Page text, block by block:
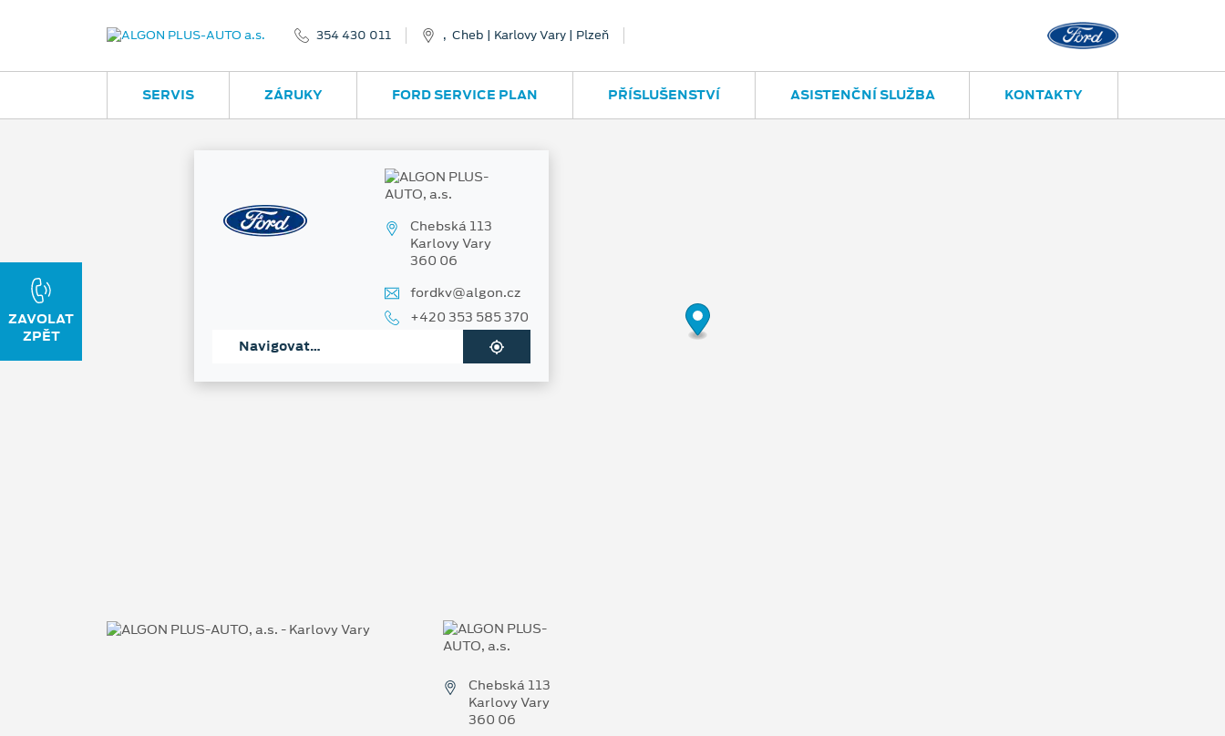
354 430 011 , Cheb | Karlovy Vary | Plzeň
SERVIS ZÁRUKY FORD SERVICE PLAN PŘÍSLUŠENSTVÍ ASISTENČNÍ SLUŽBA KONTAKTY
Chebská 113
Karlovy Vary
360 06
fordkv@algon.cz
+420 353 585 370
Navigovat…
Chebská 113
Karlovy Vary
360 06